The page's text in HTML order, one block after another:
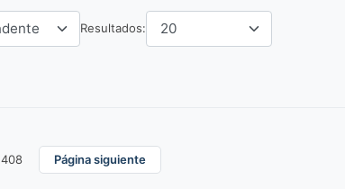
Resultados:
Página siguiente